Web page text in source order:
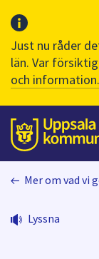
Just nu råder
län. Var
och information.
Till sidans
huvudinnehåll
Mer om vad vi
Lyssna